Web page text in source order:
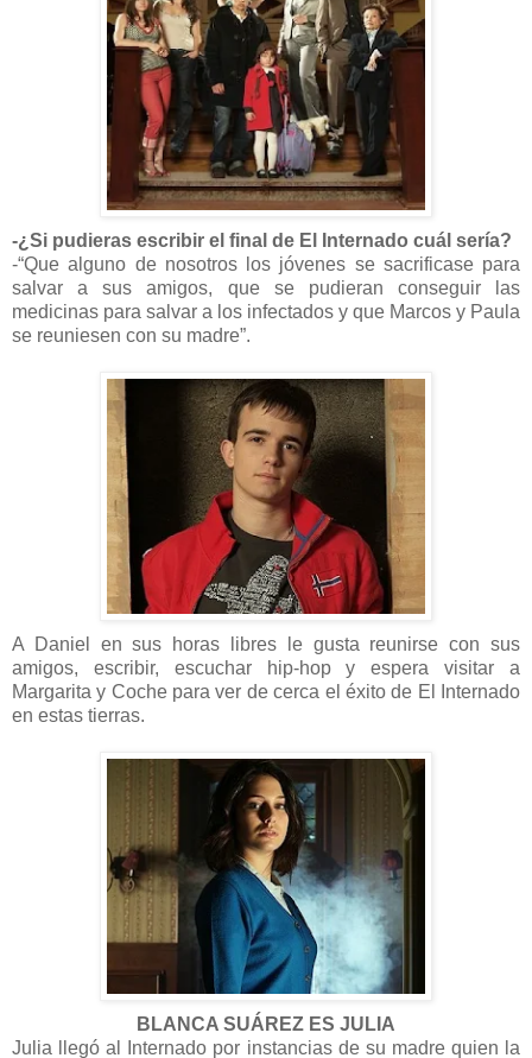
-¿Si pudieras escribir el final de El Internado cuál sería?
-“Que alguno de nosotros los jóvenes se sacrificase para
salvar a sus amigos, que se pudieran conseguir las
medicinas para salvar a los infectados y que Marcos y Paula
se reuniesen con su madre”.
A Daniel en sus horas libres le gusta reunirse con sus
amigos, escribir, escuchar hip-hop y espera visitar a
Margarita y Coche para ver de cerca el éxito de El Internado
en estas tierras.
BLANCA SUÁREZ ES JULIA
Julia llegó al Internado por instancias de su madre quien la